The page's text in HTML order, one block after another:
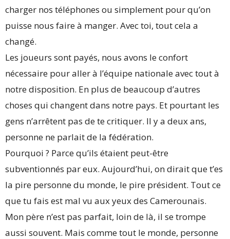
charger nos téléphones ou simplement pour qu’on
puisse nous faire à manger. Avec toi, tout cela a
changé.
Les joueurs sont payés, nous avons le confort
nécessaire pour aller à l’équipe nationale avec tout à
notre disposition. En plus de beaucoup d’autres
choses qui changent dans notre pays. Et pourtant les
gens n’arrêtent pas de te critiquer. Il y a deux ans,
personne ne parlait de la fédération.
Pourquoi ? Parce qu’ils étaient peut-être
subventionnés par eux. Aujourd’hui, on dirait que t’es
la pire personne du monde, le pire président. Tout ce
que tu fais est mal vu aux yeux des Camerounais.
Mon père n’est pas parfait, loin de là, il se trompe
aussi souvent. Mais comme tout le monde, personne